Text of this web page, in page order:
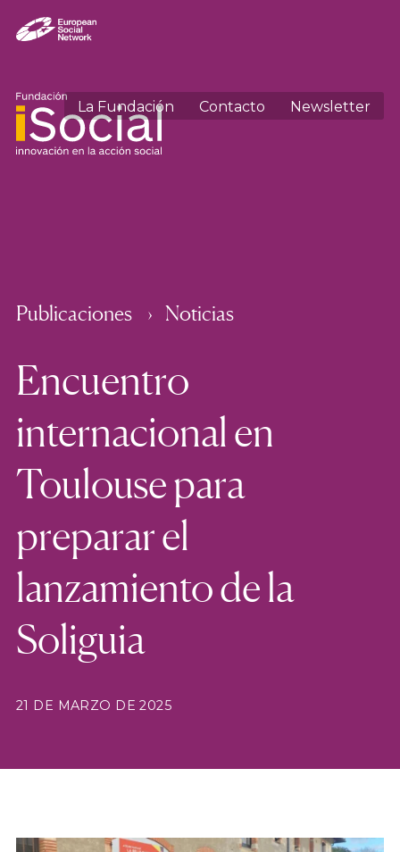
La Fundación Contacto Newsletter
Publicaciones Noticias
Encuentro
internacional en
Toulouse para
preparar el
lanzamiento de la
Soliguia
21 DE MARZO DE 2025